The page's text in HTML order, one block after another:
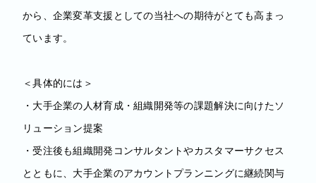
から、企業変革支援としての当社への期待がとても高まっ
ています。
＜具体的には＞
・大手企業の人材育成・組織開発等の課題解決に向けたソ
リューション提案
・受注後も組織開発コンサルタントやカスタマーサクセス
とともに、大手企業のアカウントプランニングに継続関与